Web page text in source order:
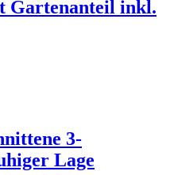
Gartenanteil inkl.
3-
Lage